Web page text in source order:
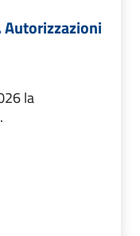
Autorizzazioni
la